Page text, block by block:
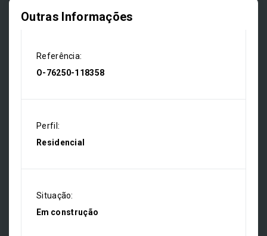
Outras Informações
Referência:
O-76250-118358
Perfil:
Residencial
Situação:
Em construção